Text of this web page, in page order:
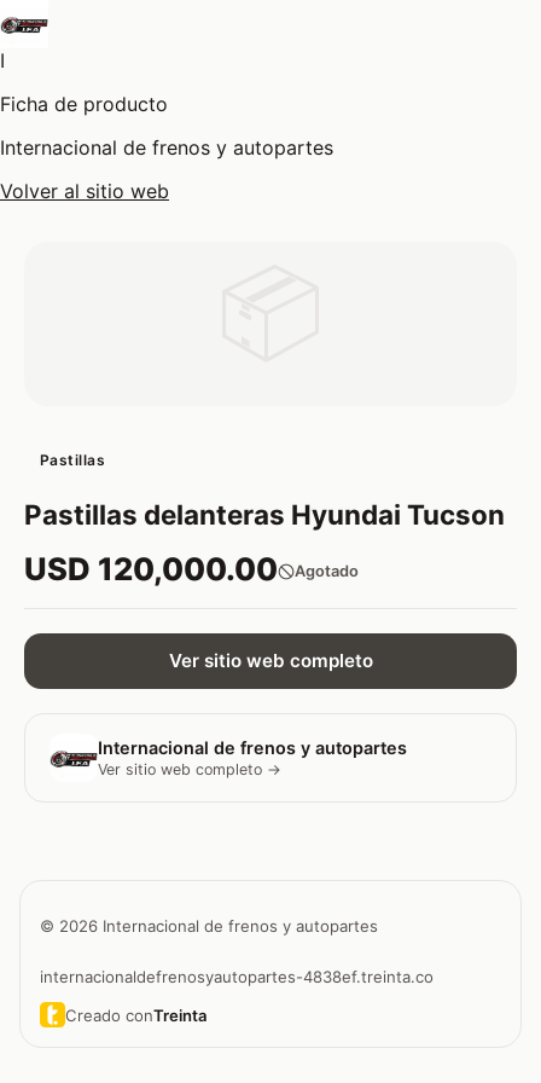
I
Ficha de producto
Internacional de frenos y autopartes
Volver al sitio web
Pastillas
Pastillas delanteras Hyundai Tucson
USD 120,000.00 Agotado
Ver sitio web completo
Internacional de frenos y autopartes
Ver sitio web completo →
© 2026 Internacional de frenos y autopartes
internacionaldefrenosyautopartes-4838ef.treinta.co
Creado conTreinta